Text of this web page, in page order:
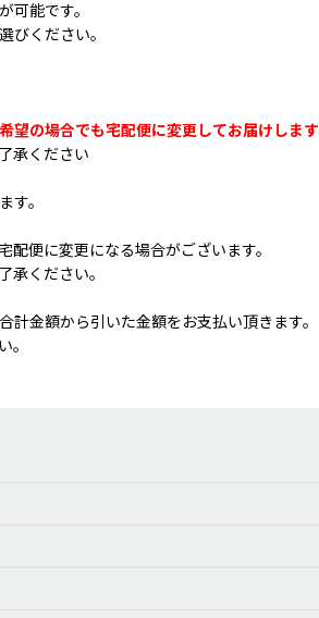
能です。
びください。
望の場合でも宅配便に変更してお届けします
承ください
。
便に変更になる場合がございます。
承ください。
金額から引いた金額をお支払い頂きます。
。